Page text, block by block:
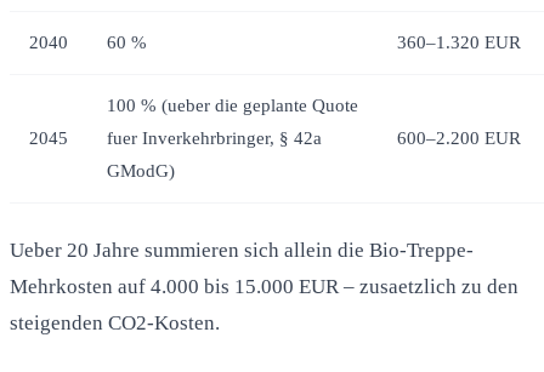
2040 60 % 360–1.320 EUR
2045
100 % (ueber die geplante Quote
fuer Inverkehrbringer, § 42a
GModG)
600–2.200 EUR
Ueber 20 Jahre summieren sich allein die Bio-Treppe-
Mehrkosten auf 4.000 bis 15.000 EUR – zusaetzlich zu den
steigenden CO2-Kosten.